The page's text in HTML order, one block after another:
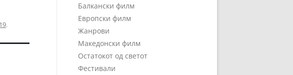
.
Балкански филм
Европски филм
Жанрови
Македонски филм
Остатокот од светот
Фестивали